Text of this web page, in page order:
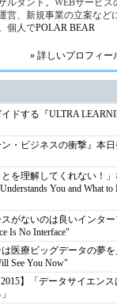
ルタント。WEBサービス
営、新規事業の立案など
個人でPOLAR BEAR
» 詳しいプロフィー
イドする『ULTRA
ン・ビジネスの衝撃』本
とを理解してくれない！」
You and What to
スがないのは良いインター
Is No Interface"
は医療ビッグデータの夢
See You Now"
2015】「データサイエンス